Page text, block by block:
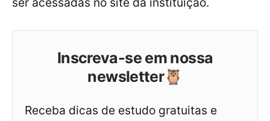
Inscreva-se em nossa
newsletter🦉
Receba dicas de estudo gratuitas e